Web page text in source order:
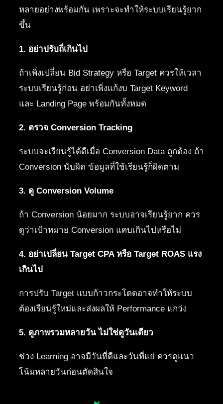
หลายอย่างพร้อมกัน เพราะจะทำให้ระบบเรียนรู้ยาก
ขึ้น
1. อย่าปรับถี่เกินไป
ถ้าเพิ่งเปลี่ยน Bid Strategy หรือ Target ควรให้เวลา
ระบบเรียนรู้ก่อน อย่าเพิ่งแก้งบ Target Keyword
และ Landing Page พร้อมกันทั้งหมด
2. ตรวจ Conversion Tracking
ระบบจะเรียนรู้ได้ดีเมื่อ Conversion Data ถูกต้อง ถ้า
Conversion นับผิด ข้อมูลที่ใช้เรียนรู้ก็ผิดตาม
3. ดู Conversion Volume
ถ้า Conversion น้อยมาก ระบบอาจเรียนรู้ยาก ควร
ดูว่าเป้าหมาย Conversion แคบเกินไปหรือไม่
4. อย่าเปลี่ยน Target CPA หรือ Target ROAS แรง
เกินไป
การปรับ Target แบบก้าวกระโดดอาจทำให้ระบบ
ต้องเรียนรู้ใหม่และส่งผลให้ Performance แกว่ง
5. ดูภาพรวมหลายวัน ไม่ใช่ดูวันเดียว
ช่วง Learning อาจมีวันที่ดีและวันที่แย่ ควรดูแนว
โน้มหลายวันก่อนตัดสินใจ